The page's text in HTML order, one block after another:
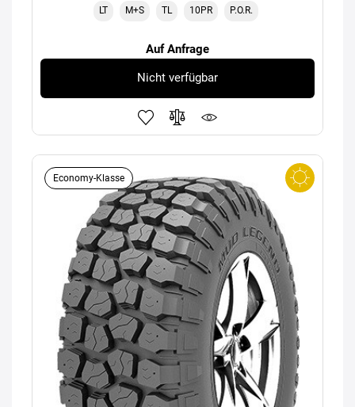
LT M+S TL 10PR P.O.R.
Auf Anfrage
Nicht verfügbar
Economy-Klasse